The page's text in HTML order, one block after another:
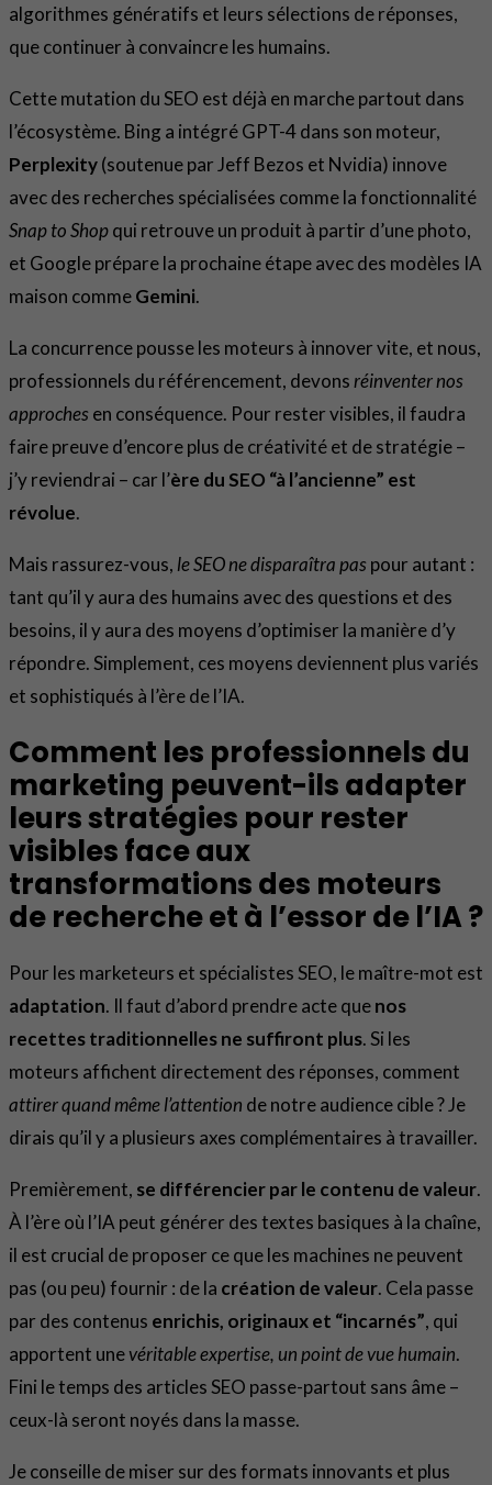
algorithmes génératifs et leurs sélections de réponses,
que continuer à convaincre les humains.
Cette mutation du SEO est déjà en marche partout dans
l’écosystème. Bing a intégré GPT-4 dans son moteur,
Perplexity(soutenue par Jeff Bezos et Nvidia) innove
avec des recherches spécialisées comme la fonctionnalité
Snap to Shopqui retrouve un produit à partir d’une photo,
et Google prépare la prochaine étape avec des modèles IA
maison commeGemini.
La concurrence pousse les moteurs à innover vite, et nous,
professionnels du référencement, devons réinventer nos
approchesen conséquence. Pour rester visibles, il faudra
faire preuve d’encore plus de créativité et de stratégie –
j’y reviendrai – car l’ère du SEO “à l’ancienne” est
révolue.
Mais rassurez-vous, le SEO ne disparaîtra paspour autant :
tant qu’il y aura des humains avec des questions et des
besoins, il y aura des moyens d’optimiser la manière d’y
répondre. Simplement, ces moyens deviennent plus variés
et sophistiqués à l’ère de l’IA.
Comment les professionnels du
marketing peuvent-ils adapter
leurs stratégies pour rester
visibles face aux
transformations des moteurs
de recherche et à l’essor de l’IA ?
Pour les marketeurs et spécialistes SEO, le maître-mot est
adaptation. Il faut d’abord prendre acte quenos
recettes traditionnelles ne suffiront plus. Si les
moteurs affichent directement des réponses, comment
attirer quand même l’attention de notre audience cible ? Je
dirais qu’il y a plusieurs axes complémentaires à travailler.
Premièrement, se différencier par le contenu de valeur.
À l’ère où l’IA peut générer des textes basiques à la chaîne,
il est crucial de proposer ce que les machines ne peuvent
pas (ou peu) fournir : de la création de valeur. Cela passe
par des contenus enrichis, originaux et “incarnés”, qui
apportent unevéritable expertise, un point de vue humain.
Fini le temps des articles SEO passe-partout sans âme –
ceux-là seront noyés dans la masse.
Je conseille de miser sur des formats innovants et plus